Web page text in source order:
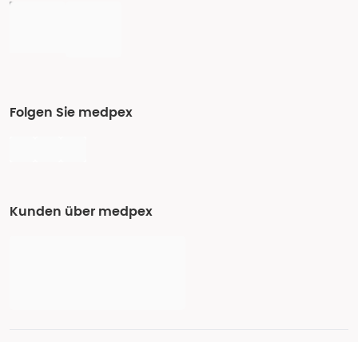
Folgen Sie medpex
Kunden über medpex